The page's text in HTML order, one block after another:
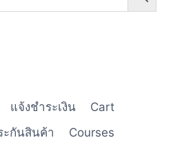
แจ้งชำระเงิน
Cart
ะกันสินค้า
Courses